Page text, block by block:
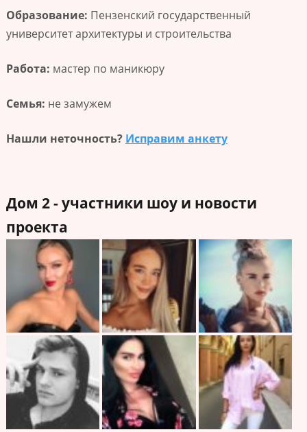
Образование: Пензенский государственный
университет архитектуры и строительства
Работа: мастер по маникюру
Семья: не замужем
Нашли неточность? Исправим анкету
Дом 2 - участники шоу и новости
проекта